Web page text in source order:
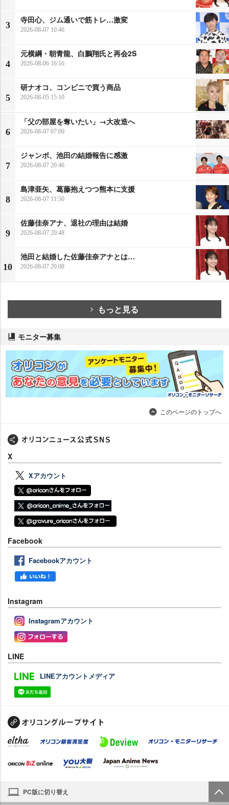
3
寺田心、ジム通いで筋トレ…激変
2026-08-07 10:46
4
元横綱・朝青龍、白鵬翔氏と再会2S
2026-08-06 16:16
5
研ナオコ、コンビニで買う商品
2026-08-05 15:10
6
「父の部屋を奪いたい」→大改造へ
2026-08-07 07:00
7
ジャンボ、池田の結婚報告に感激
2026-08-07 20:46
8
島津亜矢、葛藤抱えつつ熊本に支援
2026-08-07 11:50
9
佐藤佳奈アナ、退社の理由は結婚
2026-08-07 20:48
10
池田と結婚した佐藤佳奈アナとは…
2026-08-07 20:08
もっと見る
モニター募集
このページのトップへ
X
Xアカウント
Facebook
Facebookアカウント
Instagram
Instagramアカウント
LINE
LINEアカウントメディア
PC版に切り替え